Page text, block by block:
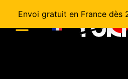
Envoi gratuit en France dès